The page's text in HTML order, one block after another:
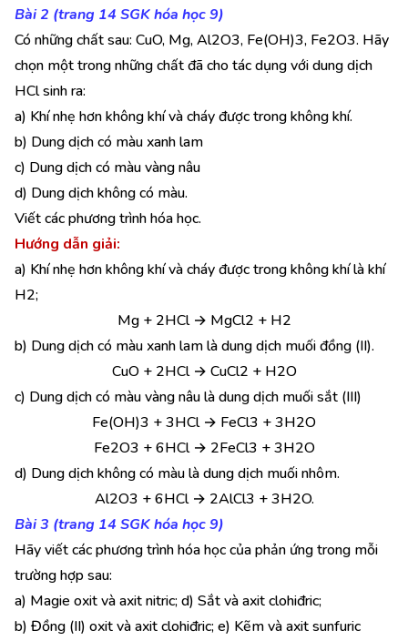
Bài 2 (trang 14 SGK hóa học 9)
Có những chất sau: CuO, Mg, Al2O3, Fe(OH)3, Fe2O3. Hãy
chọn một trong những chất đã cho tác dụng với dung dịch
HCl sinh ra:
a) Khí nhẹ hơn không khí và cháy được trong không khí.
b) Dung dịch có màu xanh lam
c) Dung dịch có màu vàng nâu
d) Dung dịch không có màu.
Viết các phương trình hóa học.
Hướng dẫn giải:
a) Khí nhẹ hơn không khí và cháy được trong không khí là khí
H2;
Mg + 2HCl → MgCl2 + H2
b) Dung dịch có màu xanh lam là dung dịch muối đồng (II).
CuO + 2HCl → CuCl2 + H2O
c) Dung dịch có màu vàng nâu là dung dịch muối sắt (III)
Fe(OH)3 + 3HCl → FeCl3 + 3H2O
Fe2O3 + 6HCl → 2FeCl3 + 3H2O
d) Dung dịch không có màu là dung dịch muối nhôm.
Al2O3 + 6HCl → 2AlCl3 + 3H2O.
Bài 3 (trang 14 SGK hóa học 9)
Hãy viết các phương trình hóa học của phản ứng trong mỗi
trường hợp sau:
a) Magie oxit và axit nitric; d) Sắt và axit clohiđric;
b) Đồng (II) oxit và axit clohiđric; e) Kẽm và axit sunfuric